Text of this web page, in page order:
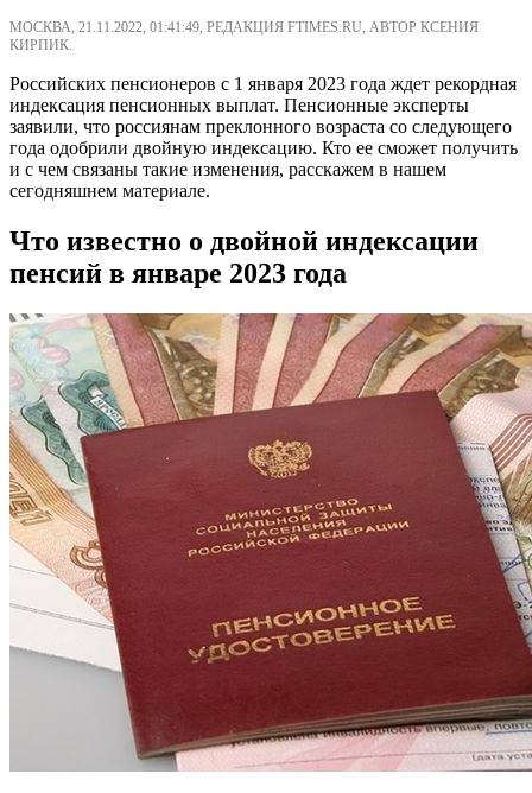
МОСКВА, 21.11.2022, 01:41:49, РЕДАКЦИЯ FTIMES.RU, АВТОР КСЕНИЯ
КИРПИК.
Российских пенсионеров с 1 января 2023 года ждет рекордная
индексация пенсионных выплат. Пенсионные эксперты
заявили, что россиянам преклонного возраста со следующего
года одобрили двойную индексацию. Кто ее сможет получить
и с чем связаны такие изменения, расскажем в нашем
сегодняшнем материале.
Что известно о двойной индексации
пенсий в январе 2023 года